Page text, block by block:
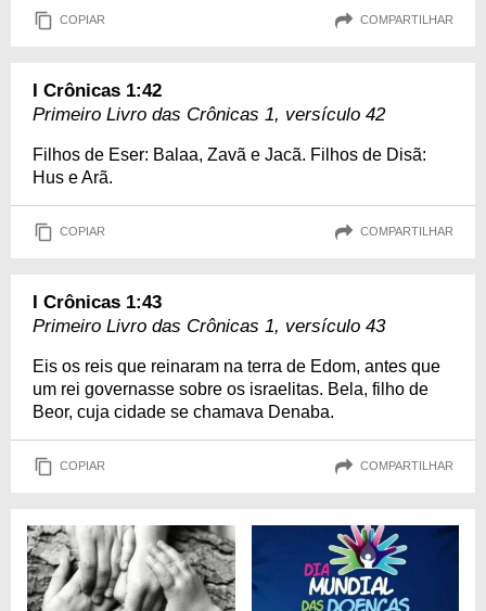
COPIAR COMPARTILHAR
I Crônicas 1:42
Primeiro Livro das Crônicas 1, versículo 42
Filhos de Eser: Balaa, Zavã e Jacã. Filhos de Disã:
Hus e Arã.
COPIAR COMPARTILHAR
I Crônicas 1:43
Primeiro Livro das Crônicas 1, versículo 43
Eis os reis que reinaram na terra de Edom, antes que
um rei governasse sobre os israelitas. Bela, filho de
Beor, cuja cidade se chamava Denaba.
COPIAR COMPARTILHAR